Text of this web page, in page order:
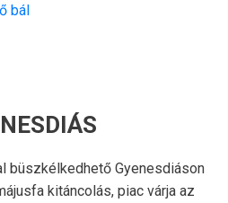
bál
büszkélkedhető Gyenesdiáson
kitáncolás, piac várja az